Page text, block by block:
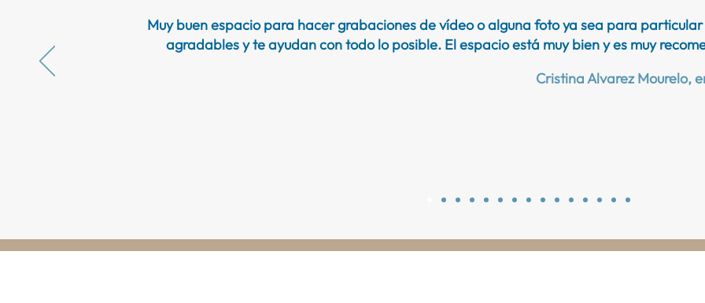
Muy buen espacio para hacer grabaciones de vídeo o alguna foto ya sea para
agradables y te ayudan con todo lo posible. El espacio está muy bien y es muy
Cristina Alvarez Mourelo,